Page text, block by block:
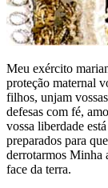
Meu exército
proteção maternal
filhos, unjam
defesas com fé,
vossa liberdade
preparados para
derrotarmos Minha
face da terra.